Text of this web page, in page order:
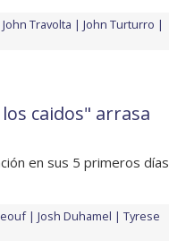
John Travolta
John Turturro
caidos" arrasa
en sus 5 primeros días
Josh Duhamel
Tyrese